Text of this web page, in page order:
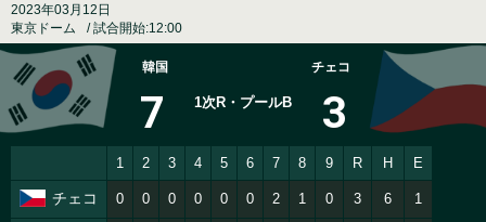
2023年03月12日
東京ドーム
試合開始:12:00
韓国
7 1次R・プールB
チェコ
3
1 2 3 4 5 6 7 8 9 R H E
チェコ 0 0 0 0 0 0 2 1 0 3 6 1